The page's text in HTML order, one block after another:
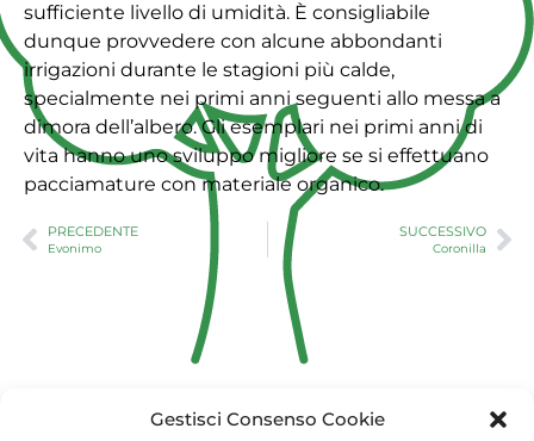
Gestisci Consenso Cookie
sufficiente livello di umidità. È consigliabile
dunque provvedere con alcune abbondanti
irrigazioni durante le stagioni più calde,
specialmente nei primi anni seguenti allo messa a
dimora dell’albero. Gli esemplari nei primi anni di
vita hanno uno sviluppo migliore se si effettuano
pacciamature con materiale organico.
PRECEDENTE
Evonimo
SUCCESSIVO
Coronilla